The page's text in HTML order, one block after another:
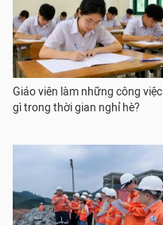
Giáo viên làm những công việc
gì trong thời gian nghỉ hè?